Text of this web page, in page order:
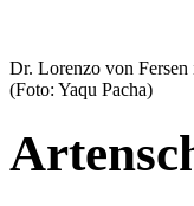
Dr. Lorenzo von
(Foto: Yaqu Pacha)